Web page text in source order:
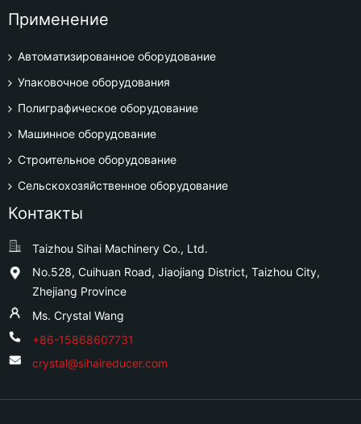
Применение
Автоматизированное оборудование
Упаковочное оборудования
Полиграфическое оборудование
Машинное оборудование
Строительное оборудование
Сельскохозяйственное оборудование
Контакты
Taizhou Sihai Machinery Co., Ltd.
No.528, Cuihuan Road, Jiaojiang District, Taizhou City,
Zhejiang Province
Ms. Crystal Wang
+86-15868607731
crystal@sihaireducer.com